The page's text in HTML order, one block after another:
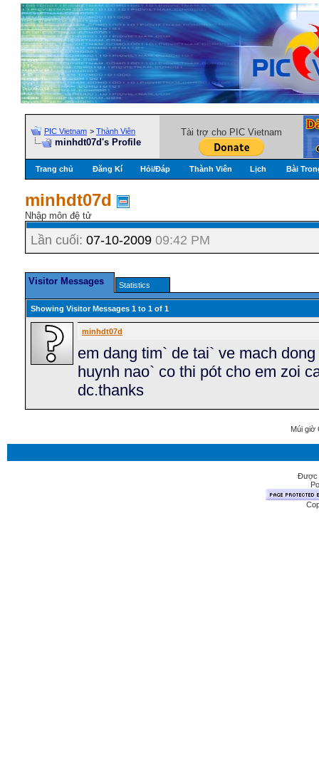
PIC Vietnam > Thành Viên
minhdt07d's Profile
Tài trợ cho PIC Vietnam
Trang chủ Đăng Kí Hỏi/Ðáp Thành Viên Lịch Bài
minhdt07d
Nhập môn đệ tử
Lần cuối: 07-10-2009 09:42 PM
Visitor Messages Statistics
Showing Visitor Messages 1 to 1 of 1
minhdt07d
em dang tim` de tai` ve mach
huynh nao` co thi pót cho em zoi
dc.thanks
Múi giờ
Được